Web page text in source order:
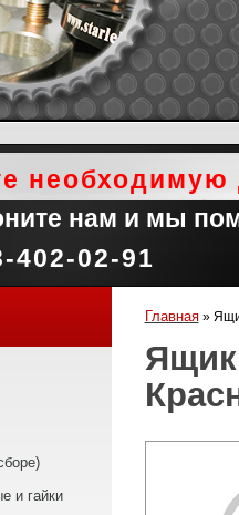
необходимую
нам и мы
402-02-91
и гайки
Главная»
Ящик